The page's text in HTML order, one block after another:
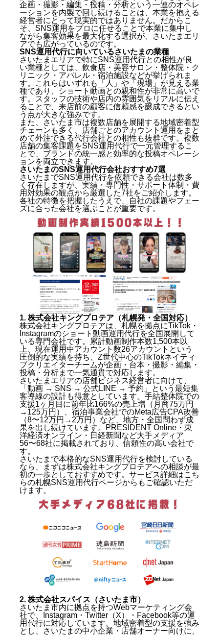
企画・撮影・編集・投稿・分析という一連のオペレ
ーションを内製で回し続けることは、本業を抱える
経営者にとって現実的ではありません。だからこ
そ、SNS運用をプロに任せることで本業に集中し
ながら集客効果を最大化する選択が、さいたまエリ
アでも広がっているのです。
SNS運用代行に向いているさいたまの業種
さいたまエリアで特にSNS運用代行との相性が良
い業種としては、飲食店・美容サロン・整体院・ク
リニック・アパレル・宿泊施設などが挙げられま
す。これらはいずれも「人」や「現場」が見える業
種であり、ショート動画との親和性が非常に高いで
す。スタッフの技術や店内の雰囲気をリアルに伝え
ることで、来店前の顧客に信頼感を醸成できるとい
う点が大きな強みです。
また、さいたま市は複数店舗を展開する地域密着型
チェーンも多く、店舗ごとのアカウント運用をまと
めて外注できる代行会社との相性も抜群です。複数
店舗の集客課題をSNS運用代行で一元管理するこ
とで、ブランドの統一感と効率的な投稿オペレーシ
ョンを両立できます。
さいたまのSNS運用代行会社おすすめ7選
さいたまでSNS運用代行を依頼できる会社は数多
く存在しますが、実績・専門性・サポート体制・費
用対効果の観点から厳選した7社をご紹介します。
各社の特徴を把握したうえで、自社の課題やフェー
ズに合った会社を選ぶことが重要です。
1. 株式会社キングプロテア（札幌発・全国対応）
株式会社キングプロテアは、札幌を拠点にTikTok・
Instagramのショート動画運用代行を全国展開して
いる専門会社です。累計動画制作本数1,500本以
上、現在運用中アカウント数26アカウントという
圧倒的な実績を持ち、Z世代中心のTikTokネイティ
ブクリエイターチームが企画・台本・撮影・編集・
投稿・分析まで一気通貫で対応します。
さいたまエリアの店舗ビジネス経営者に向けて、
「動画 → SNS → 公式LINE → 予約」という最短集
客導線の設計も得意としています。手結整体院での
支援1ヶ月目に前年比166%の売上増（月商75万円
→125万円）、宿泊事業会社でのMeta広告CPA改善
（8〜12万円→2万円）など、地方・全国問わず成
果を出し続けています。PRESIDENT Online・東
洋経済オンライン・日経新聞など大手メディア
56〜68社に掲載されており、信頼性の高い会社で
す。
さいたまで本格的なSNS運用代行を検討している
なら、まずは株式会社キングプロテアへの相談が最
初の一歩としておすすめです。 サービス詳細はこち
らの札幌SNS運用代行ページからもご確認いただ
けます。
2. 株式会社スパイス（さいたま市）
さいたま市内に拠点を持つWebマーケティング会
社で、Instagram・Twitter（X）・Facebook等の運
用代行に対応しています。地域密着型の支援を強み
とし、さいたまの中小企業・店舗オーナー向けに、